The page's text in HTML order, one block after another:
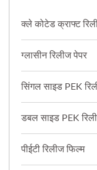
क्ले कोटेड क्राफ्ट
ग्लासीन रिलीज पेपर
सिंगल साइड PEK
डबल साइड PEK
पीईटी रिलीज फिल्म